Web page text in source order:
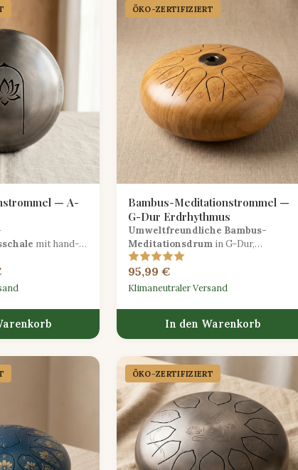
— A-
mit hand-
gestimmt für
Klang-
ÖKO-ZERTIFIZIERT
Bambus-Meditationstrommel —
G-Dur Erdrhythmus
Umweltfreundliche Bambus-
Meditationsdrum in G-Dur,
handgefertigt mit traditioneller
Zimmermannstechnik für einen
warmen, organischen Klang.
95,99 €
Klimaneutraler Versand
In den Warenkorb
ÖKO-ZERTIFIZIERT